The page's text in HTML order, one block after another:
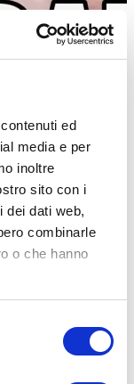
ed
media e per
inoltre
sito con i
dei dati web,
combinarle
o che hanno